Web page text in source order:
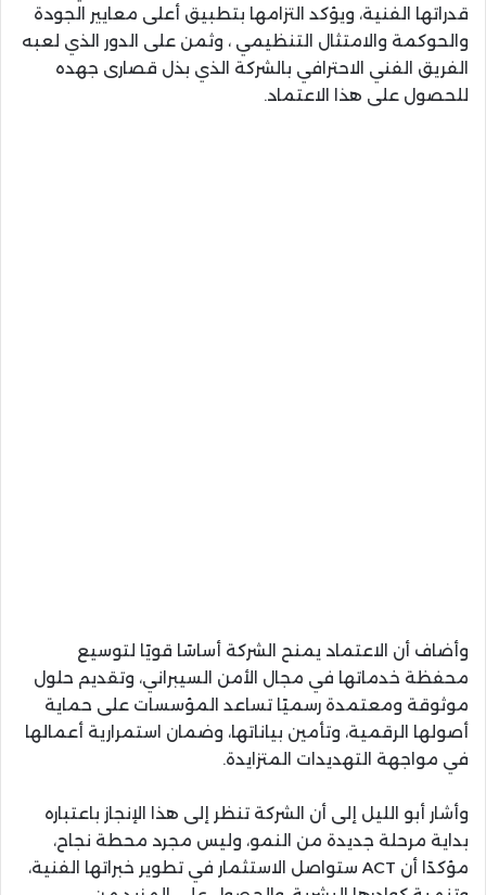
قدراتها الفنية، ويؤكد التزامها بتطبيق أعلى معايير الجودة
والحوكمة والامتثال التنظيمي ، وثمن على الدور الذي لعبه
الفريق الفني الاحترافي بالشركة الذي بذل قصارى جهده
للحصول على هذا الاعتماد.
وأضاف أن الاعتماد يمنح الشركة أساسًا قويًا لتوسيع
محفظة خدماتها في مجال الأمن السيبراني، وتقديم حلول
موثوقة ومعتمدة رسميًا تساعد المؤسسات على حماية
أصولها الرقمية، وتأمين بياناتها، وضمان استمرارية أعمالها
في مواجهة التهديدات المتزايدة.
وأشار أبو الليل إلى أن الشركة تنظر إلى هذا الإنجاز باعتباره
بداية مرحلة جديدة من النمو، وليس مجرد محطة نجاح،
مؤكدًا أن ACT ستواصل الاستثمار في تطوير خبراتها الفنية،